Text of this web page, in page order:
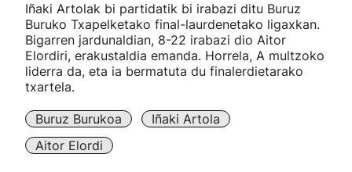
"Helmuga"
Iñaki Artolak bi partidatik bi irabazi ditu Buruz
Buruko Txapelketako final-laurdenetako ligaxkan.
Bigarren jardunaldian, 8-22 irabazi dio Aitor
Elordiri, erakustaldia emanda. Horrela, A multzoko
liderra da, eta ia bermatuta du finalerdietarako
txartela.
Buruz Burukoa
Iñaki Artola
Aitor Elordi